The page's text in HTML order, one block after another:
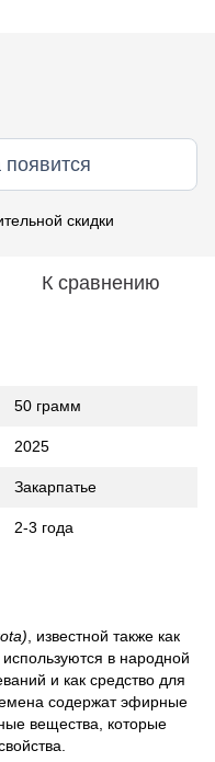
скидки
К сравнению
50 грамм
2025
Закарпатье
2-3 года
, известной также как
в народной
и как средство для
содержат эфирные
вещества, которые